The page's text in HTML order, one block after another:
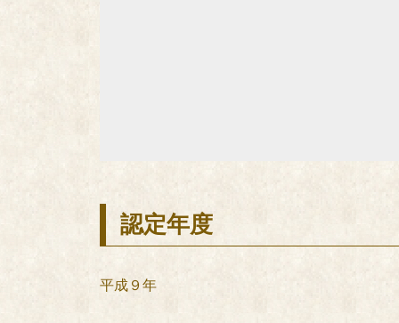
認定年度
平成９年